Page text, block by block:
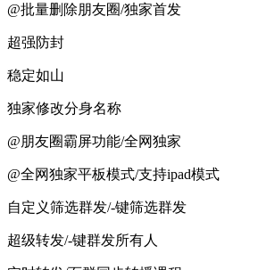
@批量删除朋友圈/独家首发
超强防封
稳定如山
独家修改分身名称
@朋友圈霸屏功能/全网独家
@全网独家平板模式/支持ipad模式
自定义筛选群发/-键筛选群发
超级转发/-键群发所有人